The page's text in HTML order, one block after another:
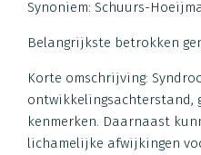
Synoniem: Schuurs-
Belangrijkste betrokken gen:
Korte omschrijving:
ontwikkelingsachterstand,
kenmerken. Daarnaast
lichamelijke afwijkingen